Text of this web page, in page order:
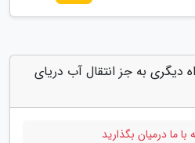
دیگری به جز انتقال آب دریای
ما درمیان بگذارید